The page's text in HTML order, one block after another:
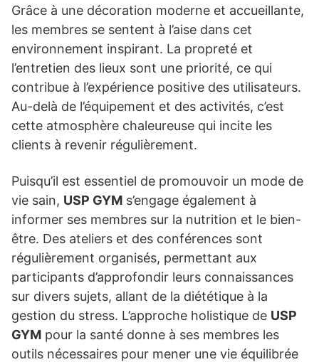
Grâce à une décoration moderne et accueillante,
les membres se sentent à l’aise dans cet
environnement inspirant. La propreté et
l’entretien des lieux sont une priorité, ce qui
contribue à l’expérience positive des utilisateurs.
Au-delà de l’équipement et des activités, c’est
cette atmosphère chaleureuse qui incite les
clients à revenir régulièrement.
Puisqu’il est essentiel de promouvoir un mode de
vie sain, USP GYM s’engage également à
informer ses membres sur la nutrition et le bien-
être. Des ateliers et des conférences sont
régulièrement organisés, permettant aux
participants d’approfondir leurs connaissances
sur divers sujets, allant de la diététique à la
gestion du stress. L’approche holistique de USP
GYM pour la santé donne à ses membres les
outils nécessaires pour mener une vie équilibrée